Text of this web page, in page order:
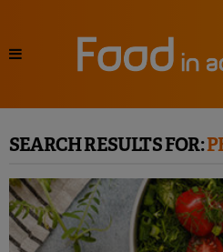
SEARCH RESULTS FOR: